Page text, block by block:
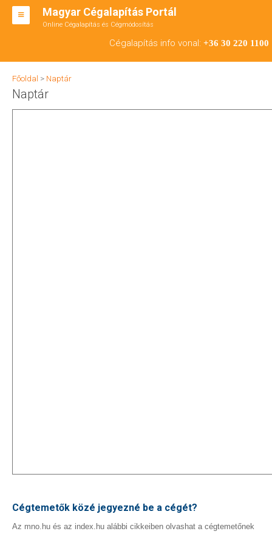
Magyar Cégalapítás Portál
Online Cégalapítás és Cégmódosítás
Cégalapítás info vonal: +36 30 220 1100
BT ALAPÍTÁS
CÉGMÓDOSÍTÁS
Főoldal > Naptár
Naptár
Cégtemetők közé jegyezné be a cégét?
Az mno.hu és az index.hu alábbi cikkeiben olvashat a cégtemetőnek